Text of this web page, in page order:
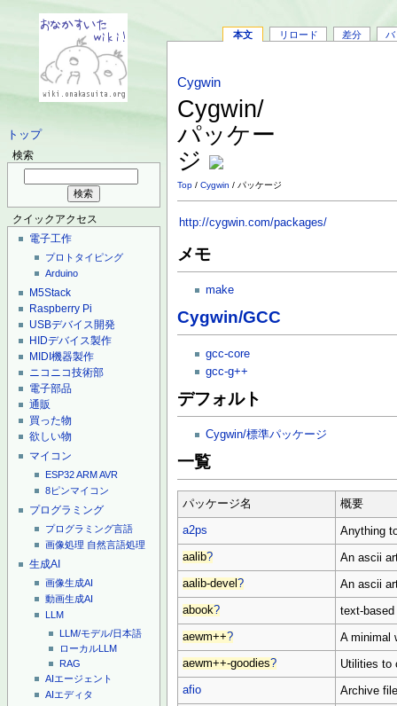
トップ
検索
クイックアクセス
電子工作
プロトタイピング
Arduino
M5Stack
Raspberry Pi
USBデバイス開発
HIDデバイス製作
MIDI機器製作
ニコニコ技術部
電子部品
通販
買った物
欲しい物
マイコン
ESP32ARMAVR
8ピンマイコン
プログラミング
プログラミング言語
画像処理 自然言語処理
生成AI
画像生成AI
動画生成AI
LLM
LLM/モデル/日本語
ローカルLLM
RAG
AIエージェント
AIエディタ
本文 リロード 差分 バ
Cygwin
Cygwin/
パッケー
ジ
Top /Cygwin / パッケージ
http://cygwin.com/packages/
メモ
make
Cygwin/GCC
gcc-core
gcc-g++
デフォルト
Cygwin/標準パッケージ
一覧
パッケージ名 概要
a2ps Anything
aalib? An ascii
aalib-devel? An ascii
abook? text-
aewm++? A minimal
aewm++-goodies? Utilities to
afio Archive